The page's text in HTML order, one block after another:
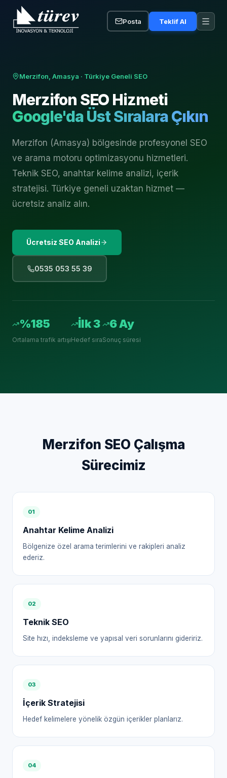
Posta Teklif Al
Merzifon, Amasya · Türkiye Geneli SEO
Merzifon SEO Hizmeti
Google'da Üst Sıralara Çıkın
Merzifon (Amasya) bölgesinde profesyonel SEO
ve arama motoru optimizasyonu hizmetleri.
Teknik SEO, anahtar kelime analizi, içerik
stratejisi. Türkiye geneli uzaktan hizmet —
ücretsiz analiz alın.
Ücretsiz SEO Analizi
0535 053 55 39
%185
Ortalama trafik artışı
İlk 3
Hedef sıra
6 Ay
Sonuç süresi
Merzifon SEO Çalışma
Sürecimiz
01
Anahtar Kelime Analizi
Bölgenize özel arama terimlerini ve rakipleri analiz
ederiz.
02
Teknik SEO
Site hızı, indeksleme ve yapısal veri sorunlarını gideririz.
03
İçerik Stratejisi
Hedef kelimelere yönelik özgün içerikler planlarız.
04